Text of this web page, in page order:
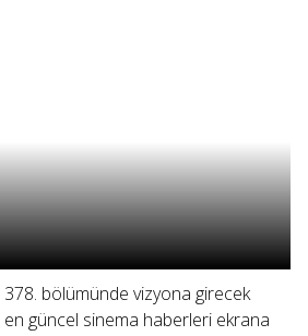
378. bölümünde vizyona girecek
güncel sinema haberleri ekrana